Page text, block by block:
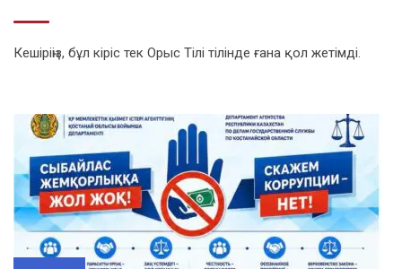
Кешіріңіз, бұл кіріс тек Орыс Тілі тілінде ғана қол жетімді.